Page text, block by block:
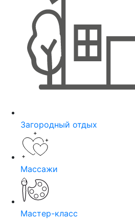
Загородный отдых
Массажи
Мастер-класс